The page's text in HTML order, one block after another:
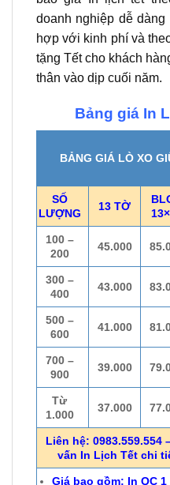
doanh nghiệp dễ
hợp với kinh phí và
tặng Tết cho khách
thân vào dịp cuối năm.
Bảng giá In
BẢNG GIÁ LÒ XO
SỐ
LƯỢNG
13 TỜ
100 –
200
45.000
300 –
400
43.000
500 –
600
41.000
700 –
900
39.000
Từ
1.000
37.000
Liên hệ: 0983.559.554
vấn In Lịch Tết chi
Giá bao gồm: In QC